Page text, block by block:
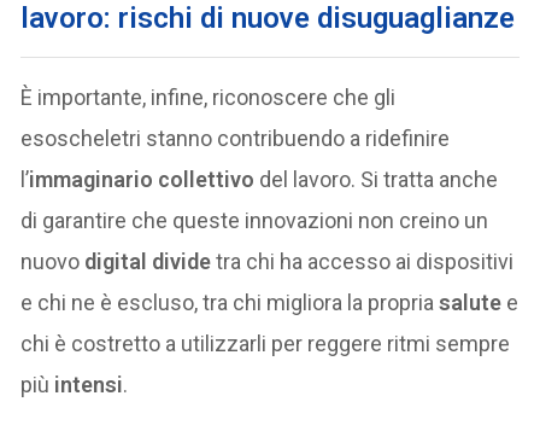
lavoro: rischi di nuove disuguaglianze
È importante, infine, riconoscere che gli
esoscheletri stanno contribuendo a ridefinire
l’immaginario collettivo del lavoro. Si tratta anche
di garantire che queste innovazioni non creino un
nuovo digital dividetra chi ha accesso ai dispositivi
e chi ne è escluso, tra chi migliora la propriasalute e
chi è costretto a utilizzarli per reggere ritmi sempre
più intensi.